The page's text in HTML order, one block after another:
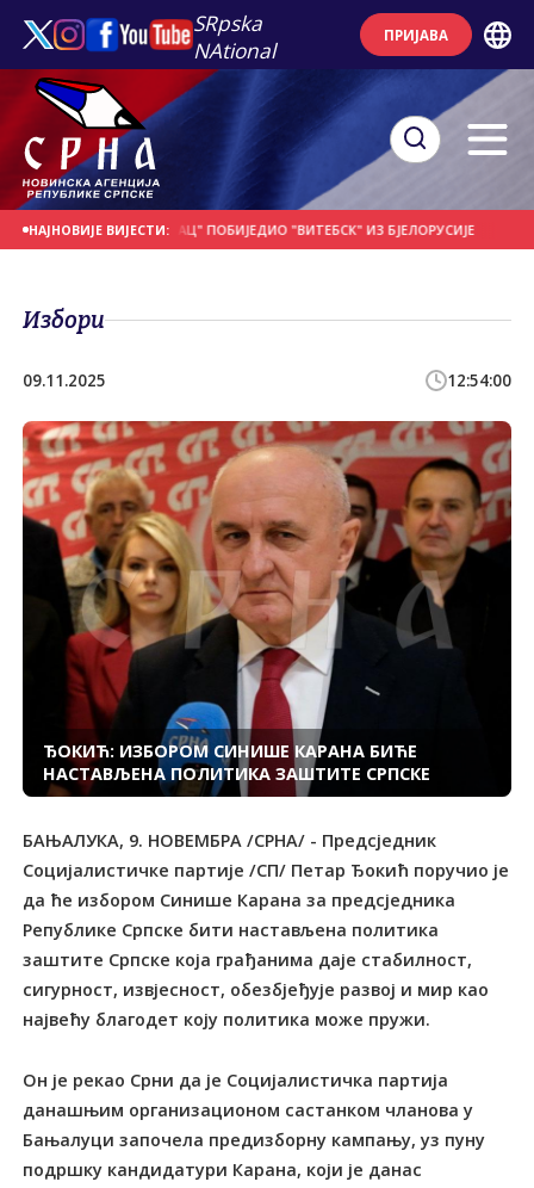
SRpska
NAtional
ПРИЈАВА
НАЈНОВИЈЕ ВИЈЕСТИ:
ДАН "БОРАЦ" ПОБИЈЕДИО "ВИТЕБСК" ИЗ БЈЕЛОРУСИЈЕ ПОЧЕО
Избори
09.11.2025 12:54:00
ЂОКИЋ: ИЗБОРОМ СИНИШЕ КАРАНА БИЋЕ
НАСТАВЉЕНА ПОЛИТИКА ЗАШТИТЕ СРПСКЕ
БАЊАЛУКА, 9. НОВЕМБРА /СРНА/ - Предсједник
Социјалистичке партије /СП/ Петар Ђокић поручио је
да ће избором Синише Карана за предсједника
Републике Српске бити настављена политика
заштите Српске која грађанима даје стабилност,
сигурност, извјесност, обезбјеђује развој и мир као
највећу благодет коју политика може пружи.
Он је рекао Срни да је Социјалистичка партија
данашњим организационом састанком чланова у
Бањалуци започела предизборну кампању, уз пуну
подршку кандидатури Карана, који је данас